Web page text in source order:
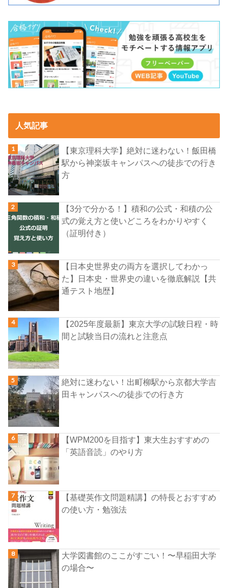
人気記事
【東京理科大学】絶対に迷わない！飯田橋
駅から神楽坂キャンパスへの徒歩での行き
方
【3分で分かる！】積和の公式・和積の公
式の覚え方と使いどころをわかりやすく
（証明付き）
【日本史世界史の両方を選択してわかっ
た】日本史・世界史の違いを徹底解説【共
通テスト地歴】
【2025年度最新】東京大学の試験日程・時
間と試験当日の流れと注意点
絶対に迷わない！出町柳駅から京都大学吉
田キャンパスへの徒歩での行き方
【WPM200を目指す】東大生おすすめの
「英語音読」のやり方
【基礎英作文問題精講】の特長とおすすめ
の使い方・勉強法
大学図書館のここがすごい！〜早稲田大学
の場合〜